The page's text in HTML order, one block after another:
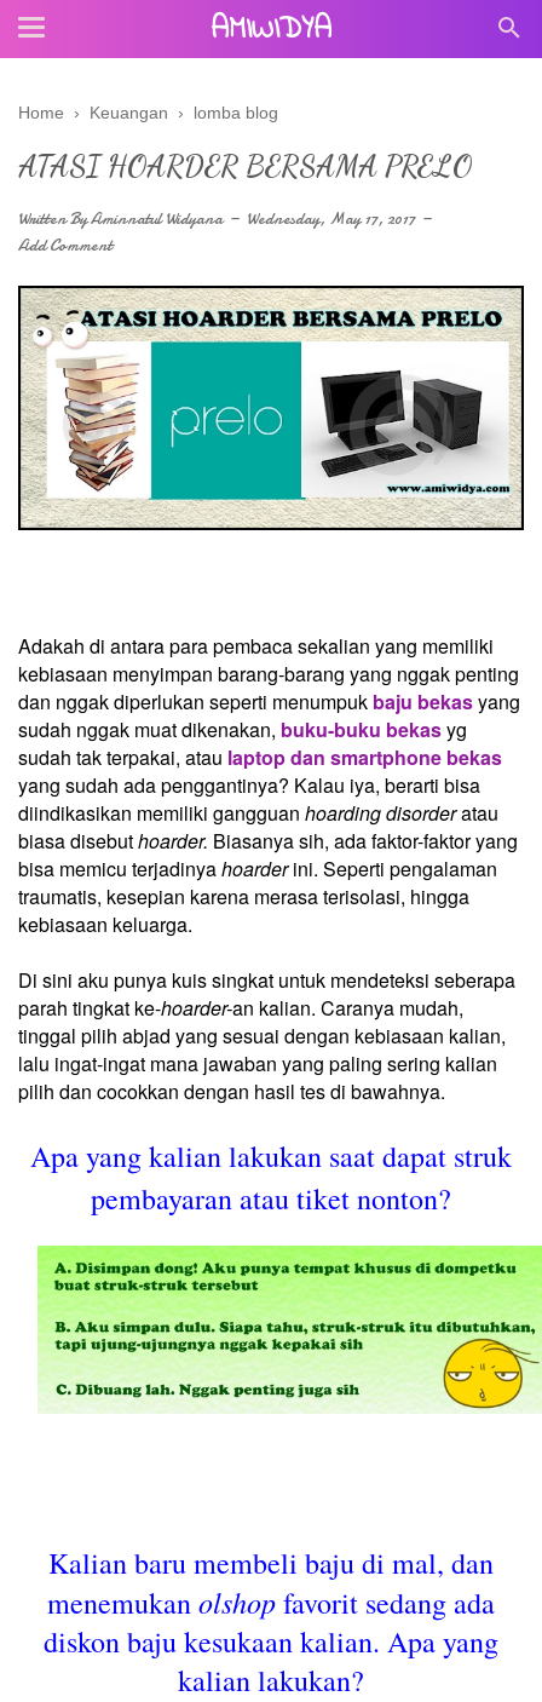
AMIWIDYA
Home › Keuangan › lomba blog
ATASI HOARDER BERSAMA PRELO
Written ByAminnatul Widyana
Wednesday, May 17, 2017
Add Comment
Adakah di antara para pembaca sekalian yang memiliki
kebiasaan menyimpan barang-barang yang nggak penting
dan nggak diperlukan seperti menumpuk baju bekasyang
sudah nggak muat dikenakan, buku-buku bekasyg
sudah tak terpakai, atau laptop dan smartphone bekas
yang sudah ada penggantinya? Kalau iya, berarti bisa
diindikasikan memiliki gangguan hoarding disorderatau
biasa disebuthoarder. Biasanya sih, ada faktor-faktor yang
bisa memicu terjadinyahoarderini. Seperti pengalaman
traumatis, kesepian karena merasa terisolasi, hingga
kebiasaan keluarga.
Di sini aku punya kuis singkat untuk mendeteksi seberapa
parah tingkat ke-hoarder-an kalian. Caranya mudah,
tinggal pilih abjad yang sesuai dengan kebiasaan kalian,
lalu ingat-ingat mana jawaban yang paling sering kalian
pilih dan cocokkan dengan hasil tes di bawahnya.
Apa yang kalian lakukan saat dapat struk
pembayaran atau tiket nonton?
Kalian baru membeli baju di mal, dan
menemukanolshopfavorit sedang ada
diskon baju kesukaan kalian. Apa yang
kalian lakukan?